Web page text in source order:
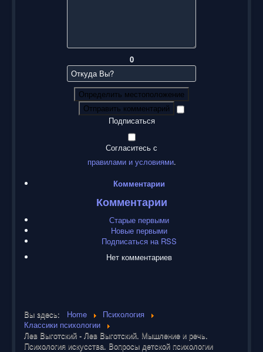
0
Определить местоположение
Отправить комментарий
Подписаться
Согласитесь с
правилами и условиями.
Комментарии
Комментарии
Старые первыми
Новые первыми
Подписаться на RSS
Нет комментариев
Вы здесь: Home
Психология
Классики психологии
Лев Выготский - Лев Выготский. Мышление и речь.
Психология искусства. Вопросы детской психологии